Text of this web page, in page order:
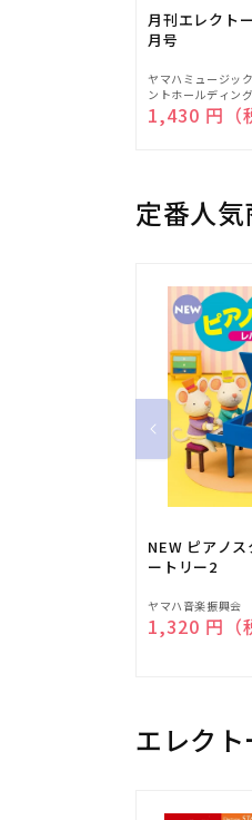
月刊エレクト
月号
販
売
元:
ヤマハミュージッ
ントホールディン
通常価格
1,430 円（
定番人気
NEW ピアノ
ートリー2
販
売
ヤマハ音楽振興会
通常価格
1,320 円（
エレク